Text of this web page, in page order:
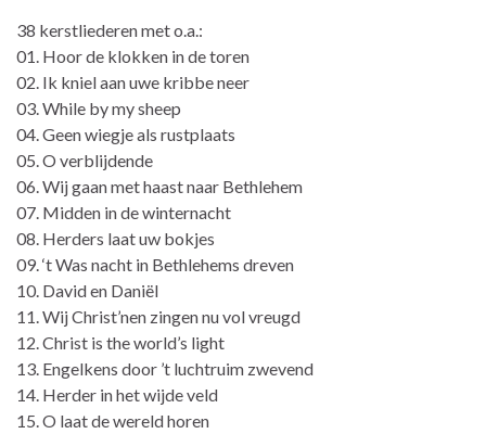
38 kerstliederen met o.a.:
01. Hoor de klokken in de toren
02. Ik kniel aan uwe kribbe neer
03. While by my sheep
04. Geen wiegje als rustplaats
05. O verblijdende
06. Wij gaan met haast naar Bethlehem
07. Midden in de winternacht
08. Herders laat uw bokjes
09. ‘t Was nacht in Bethlehems dreven
10. David en Daniël
11. Wij Christ’nen zingen nu vol vreugd
12. Christ is the world’s light
13. Engelkens door ’t luchtruim zwevend
14. Herder in het wijde veld
15. O laat de wereld horen